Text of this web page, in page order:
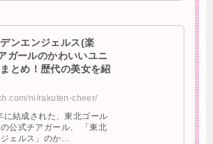
デンエンジェルス(楽
ガールのかわいいユニ
とめ！歴代の美女を紹
ni/rakuten-cheer/
に結成された、東北ゴール
公式チアガール、 「東北
ェルス」のか…